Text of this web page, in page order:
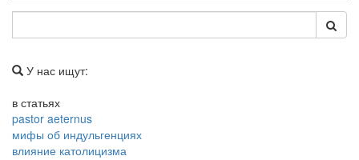
У нас ищут:
в статьях
pastor aeternus
мифы об индульгенциях
влияние католицизма